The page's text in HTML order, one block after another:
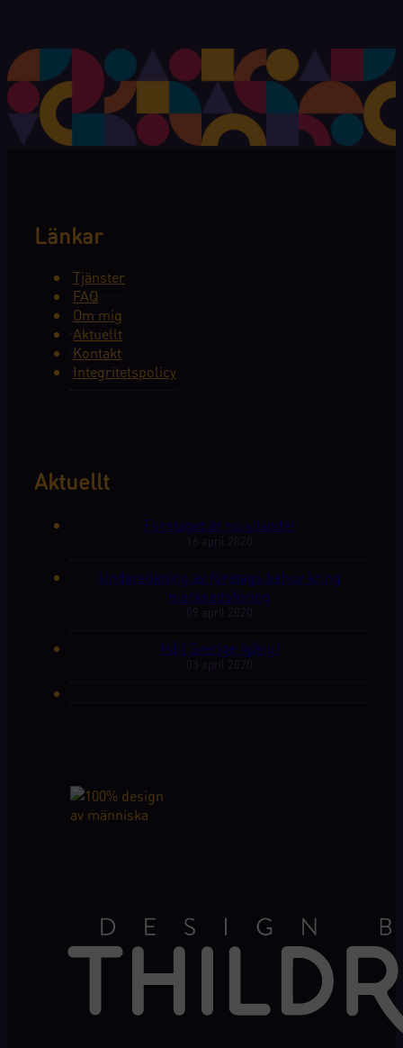
Länkar
Tjänster
FAQ
Om mig
Aktuellt
Kontakt
Integritetspolicy
Aktuellt
Företaget är nu vilande!
16 april 2020
Undersökning av företags behov kring
marknadsföring
09 april 2020
Håll Sverige igång!
03 april 2020